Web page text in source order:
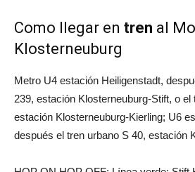
Como llegar en tren al
Klosterneuburg
Metro U4 estación Heiligenstadt,
239, estación Klosterneuburg-Stift, o el
estación Klosterneuburg-Kierling; U6
después el tren urbano S 40, estación